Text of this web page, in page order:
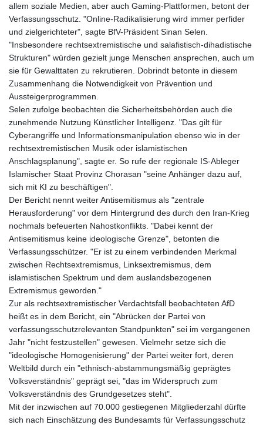
allem soziale Medien, aber auch Gaming-Plattformen, betont der
Verfassungsschutz. "Online-Radikalisierung wird immer perfider
und zielgerichteter", sagte BfV-Präsident Sinan Selen.
"Insbesondere rechtsextremistische und salafistisch-dihadistische
Strukturen" würden gezielt junge Menschen ansprechen, auch um
sie für Gewalttaten zu rekrutieren. Dobrindt betonte in diesem
Zusammenhang die Notwendigkeit von Prävention und
Aussteigerprogrammen.
Selen zufolge beobachten die Sicherheitsbehörden auch die
zunehmende Nutzung Künstlicher Intelligenz. "Das gilt für
Cyberangriffe und Informationsmanipulation ebenso wie in der
rechtsextremistischen Musik oder islamistischen
Anschlagsplanung", sagte er. So rufe der regionale IS-Ableger
Islamischer Staat Provinz Chorasan "seine Anhänger dazu auf,
sich mit KI zu beschäftigen".
Der Bericht nennt weiter Antisemitismus als "zentrale
Herausforderung" vor dem Hintergrund des durch den Iran-Krieg
nochmals befeuerten Nahostkonflikts. "Dabei kennt der
Antisemitismus keine ideologische Grenze", betonten die
Verfassungsschützer. "Er ist zu einem verbindenden Merkmal
zwischen Rechtsextremismus, Linksextremismus, dem
islamistischen Spektrum und dem auslandsbezogenen
Extremismus geworden."
Zur als rechtsextremistischer Verdachtsfall beobachteten AfD
heißt es in dem Bericht, ein "Abrücken der Partei von
verfassungsschutzrelevanten Standpunkten" sei im vergangenen
Jahr "nicht festzustellen" gewesen. Vielmehr setze sich die
"ideologische Homogenisierung" der Partei weiter fort, deren
Weltbild durch ein "ethnisch-abstammungsmäßig geprägtes
Volksverständnis" geprägt sei, "das im Widerspruch zum
Volksverständnis des Grundgesetzes steht".
Mit der inzwischen auf 70.000 gestiegenen Mitgliederzahl dürfte
sich nach Einschätzung des Bundesamts für Verfassungsschutz